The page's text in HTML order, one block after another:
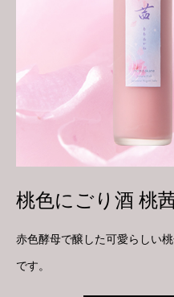
桃色にごり酒 桃
赤色酵母で醸した可愛らしい
です。